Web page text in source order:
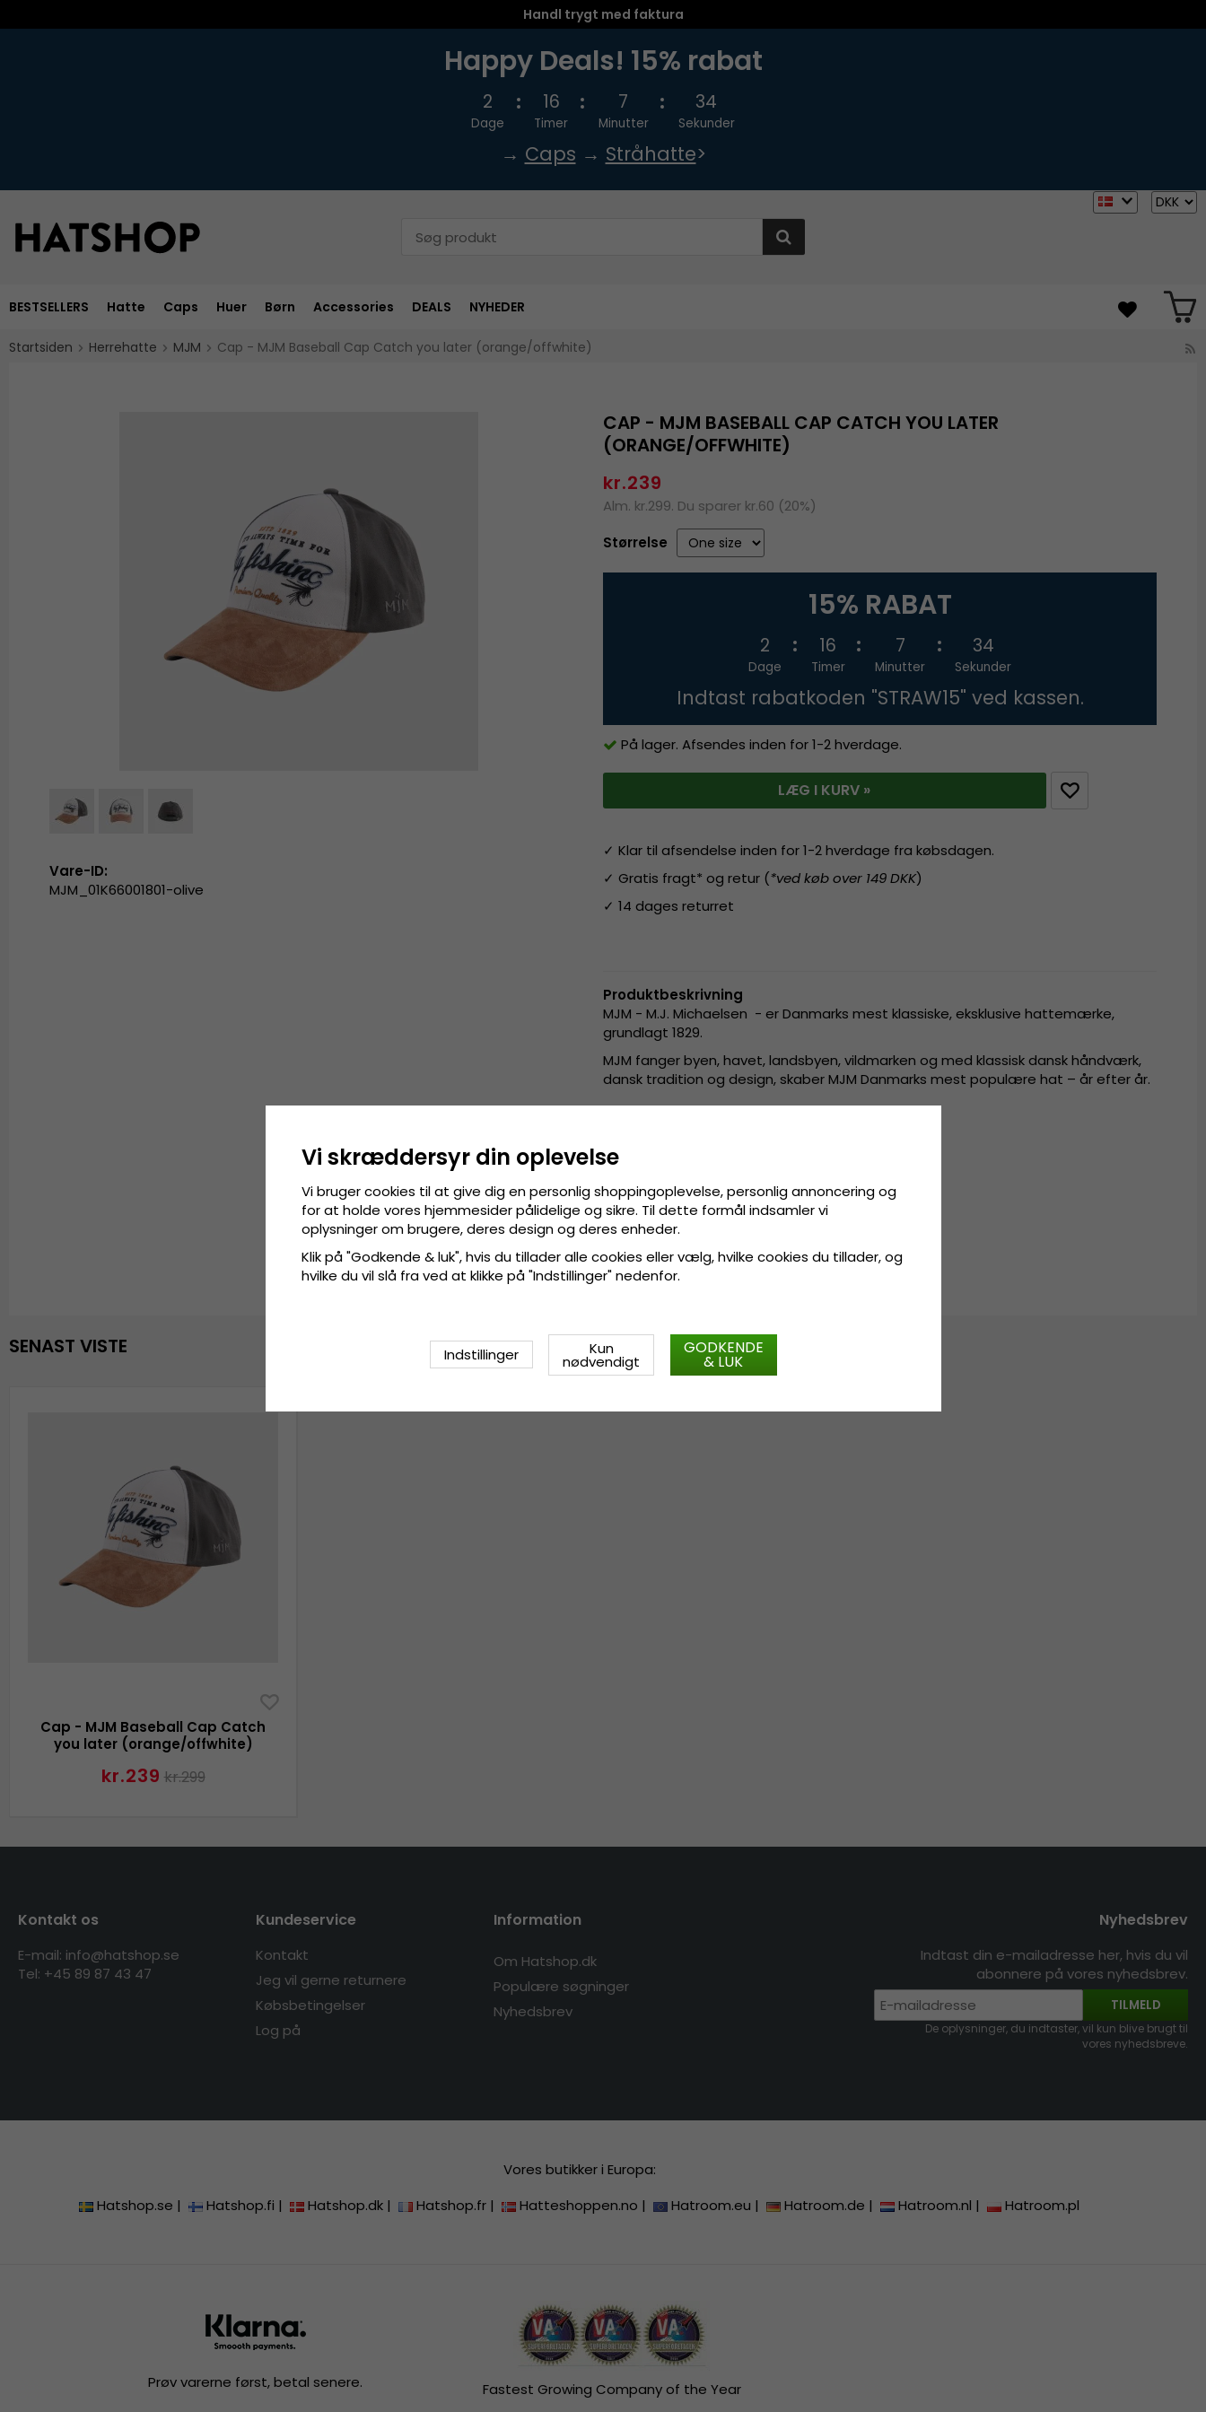
Handl trygt med faktura
Happy Deals! 15% rabat
2
Dage
16
Timer
7
Minutter
33
Sekunder
→ Caps → Stråhatte>
BESTSELLERS Hatte Caps Huer Børn Accessories DEALS NYHEDER
Startsiden Herrehatte MJM Cap - MJM Baseball Cap Catch you later (orange/offwhite)
CAP - MJM BASEBALL CAP CATCH YOU LATER
(ORANGE/OFFWHITE)
kr.239
Alm. kr.299. Du sparer kr.60 (20%)
Størrelse
15% RABAT
2
Dage
16
Timer
7
Minutter
33
Sekunder
Indtast rabatkoden "STRAW15" ved kassen.
På lager. Afsendes inden for 1-2 hverdage.
LÆG I KURV »
✓ Klar til afsendelse inden for 1-2 hverdage fra købsdagen.
✓ Gratis fragt* og retur (*ved køb over 149 DKK)
✓ 14 dages returret
Produktbeskrivning
MJM - M.J. Michaelsen - er Danmarks mest klassiske, eksklusive hattemærke,
grundlagt 1829.
MJM fanger byen, havet, landsbyen, vildmarken og med klassisk dansk håndværk,
dansk tradition og design, skaber MJM Danmarks mest populære hat – år efter år.
Fremstillet af:
Størrelsesinformation:One size
Vare-ID:
MJM_01K66001801-olive
SENAST VISTE
Cap - MJM Baseball Cap Catch
you later (orange/offwhite)
kr.239 kr.299
Kontakt os
E-mail: info@hatshop.se
Tel: +45 89 87 43 47
Kundeservice
Kontakt
Jeg vil gerne returnere
Købsbetingelser
Log på
Information
Om Hatshop.dk
Populære søgninger
Nyhedsbrev
Nyhedsbrev
Indtast din e-mailadresse her, hvis du vil
abonnere på vores nyhedsbrev.
TILMELD
De oplysninger, du indtaster, vil kun blive brugt til
vores nyhedsbreve.
Vores butikker i Europa:
Hatshop.se | Hatshop.fi | Hatshop.dk | Hatshop.fr | Hatteshoppen.no | Hatroom.eu | Hatroom.de | Hatroom.nl | Hatroom.pl
Prøv varerne først, betal senere.
Fastest Growing Company of the Year
Vi skræddersyr din oplevelse
Vi bruger cookies til at give dig en personlig shoppingoplevelse, personlig annoncering og
for at holde vores hjemmesider pålidelige og sikre. Til dette formål indsamler vi
oplysninger om brugere, deres design og deres enheder.
Klik på "Godkende & luk", hvis du tillader alle cookies eller vælg, hvilke cookies du tillader, og
hvilke du vil slå fra ved at klikke på "Indstillinger" nedenfor.
Indstillinger Kun
nødvendigt
GODKENDE
& LUK